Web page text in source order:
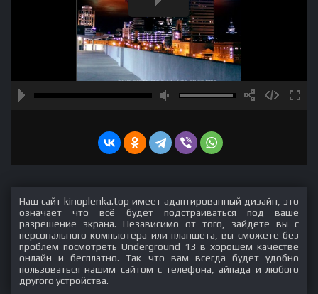
Наш сайт kinoplenka.top имеет адаптированный дизайн, это
означает что всё будет подстраиваться под ваше
разрешение экрана. Независимо от того, зайдете вы с
персонального компьютера или планшета, вы сможете без
проблем посмотреть Underground 13 в хорошем качестве
онлайн и бесплатно. Так что вам всегда будет удобно
пользоваться нашим сайтом с телефона, айпада и любого
другого устройства.